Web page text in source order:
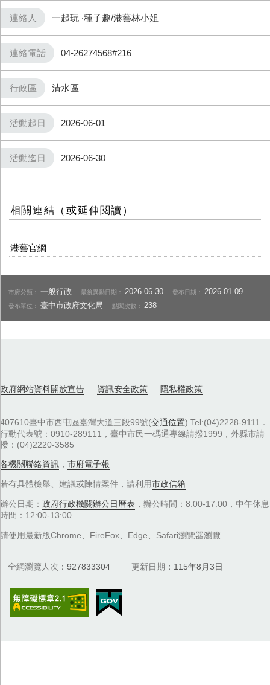
連絡人 一起玩 ‧種子趣/港藝林小姐
連絡電話 04-26274568#216
行政區 清水區
活動起日 2026-06-01
活動迄日 2026-06-30
相關連結（或延伸閱讀）
港藝官網
市府分類：一般行政 最後異動日期： 2026-06-30 發布日期： 2026-01-09
發布單位：臺中市政府文化局 點閱次數： 238
政府網站資料開放宣告 資訊安全政策 隱私權政策
407610臺中市西屯區臺灣大道三段99號(交通位置) Tel:(04)2228-9111．
行動代表號：0910-289111，臺中市民一碼通專線請撥1999，外縣市請
撥：(04)2220-3585
各機關聯絡資訊 ， 市府電子報
若有具體檢舉、建議或陳情案件，請利用市政信箱
辦公日期： 政府行政機關辦公日曆表 ，辦公時間：8:00-17:00，中午休息
時間：12:00-13:00
請使用最新版Chrome、FireFox、Edge、Safari瀏覽器瀏覽
全網瀏覽人次 927833304 更新日期 115年8月3日